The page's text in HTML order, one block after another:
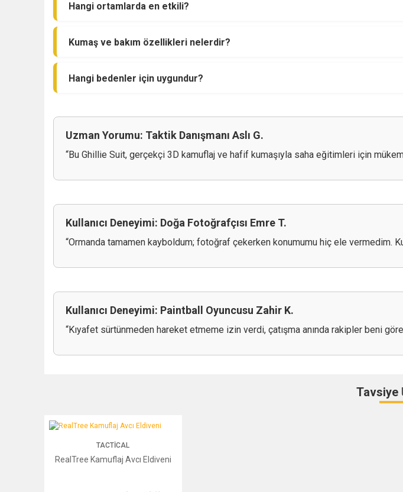
Hangi ortamlarda en etkili?
Kumaş ve bakım özellikleri nelerdir?
Hangi bedenler için uygundur?
Uzman Yorumu: Taktik Danışmanı Aslı G.
“Bu Ghillie Suit, gerçekçi 3D kamuflaj ve hafif kumaşıyla saha eğitimleri için
Kullanıcı Deneyimi: Doğa Fotoğrafçısı Emre T.
“Ormanda tamamen kayboldum; fotoğraf çekerken konumumu hiç ele vermedim.
Kullanıcı Deneyimi: Paintball Oyuncusu Zahir K.
“Kıyafet sürtünmeden hareket etmeme izin verdi, çatışma anında rakipler beni
Tavsiye
RealTree Kamuflaj Avcı Eldiveni
TACTICAL
RealTree Kamuflaj Avcı Eldiveni